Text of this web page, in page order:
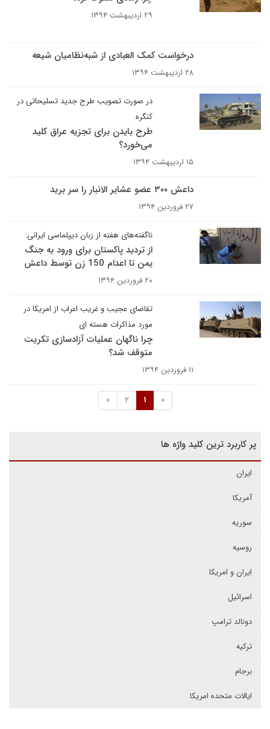
۲۹ اردیبهشت ۱۳۹۴
درخواست کمک العبادی از شبه‌نظامیان شیعه
۲۸ اردیبهشت ۱۳۹۴
در صورت تصویب طرح جدید تسلیحاتی در
کنگره
طرح بایدن برای تجزیه عراق کلید
می‌خورد؟
۱۵ اردیبهشت ۱۳۹۴
داعش ۳۰۰ عضو عشایر الانبار را سر برید
۲۷ فروردین ۱۳۹۴
ناگفته‌های هفته از زبان دیپلماسی ایرانی:
از تردید پاکستان برای ورود به جنگ
یمن تا اعدام 150 زن توسط داعش
۲۰ فروردین ۱۳۹۴
تقاضای عجیب و غریب اعراب از امریکا در
مورد مذاکرات هسته ای
چرا ناگهان عملیات آزادسازی تکریت
متوقف شد؟
۱۱ فروردین ۱۳۹۴
«
1
2
»
پر کاربرد ترین کلید واژه ها
ایران
آمریکا
سوریه
روسیه
ایران و امریکا
اسرائیل
دونالد ترامپ
ترکیه
برجام
ایالات متحده امریکا